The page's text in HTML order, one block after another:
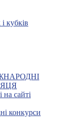
кубків
на сайті
конкурси